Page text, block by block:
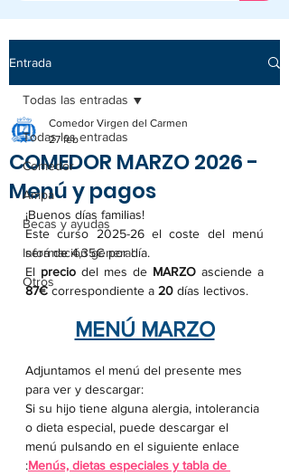
Entrada
Todas las entradas
Comedor
Ampa
Becas y ayudas
Información general
Otros
Todas las entradas
COMEDOR MARZO 2026 -
Menú y pagos
Comedor Virgen del Carmen
27 feb
¡Buenos días familias!
Este curso 2025-26 el coste del menú
será de 4,35€ por día.
El precio del mes de MARZO
87€ correspondiente a 20 días lectivos.
MENÚ MARZO
Adjuntamos el menú del presente mes
para ver y descargar:
Si su hijo tiene alguna alergia, intolerancia
o dieta especial, puede descargar el
menú pulsando en el siguiente enlace
:Menús, dietas especiales y tabla de